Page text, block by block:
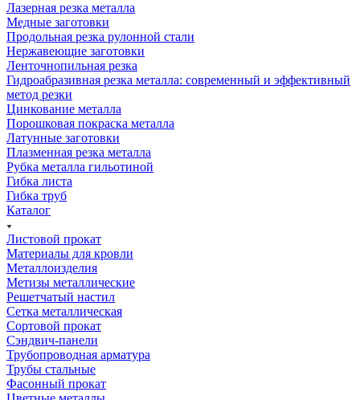
Лазерная резка металла
Медные заготовки
Продольная резка рулонной стали
Нержавеющие заготовки
Ленточнопильная резка
Гидроабразивная резка металла: современный и эффективный
метод резки
Цинкование металла
Порошковая покраска металла
Латунные заготовки
Плазменная резка металла
Рубка металла гильотиной
Гибка листа
Гибка труб
Каталог
Листовой прокат
Материалы для кровли
Металлоизделия
Метизы металлические
Решетчатый настил
Сетка металлическая
Сортовой прокат
Сэндвич-панели
Трубопроводная арматура
Трубы стальные
Фасонный прокат